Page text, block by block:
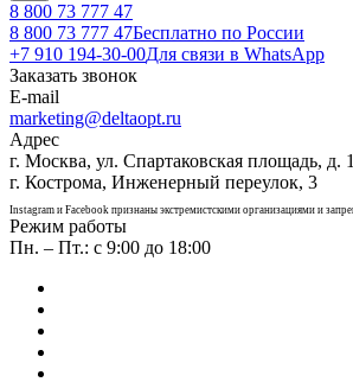
8 800 73 777 47
8 800 73 777 47Бесплатно по России
+7 910 194-30-00Для связи в WhatsApp
Заказать звонок
E-mail
marketing@deltaopt.ru
Адрес
г. Москва, ул. Спартаковская площадь, д.
г. Кострома, Инженерный переулок, 3
Instagram и Facebook признаны экстремистскими организациями и
Режим работы
Пн. – Пт.: с 9:00 до 18:00